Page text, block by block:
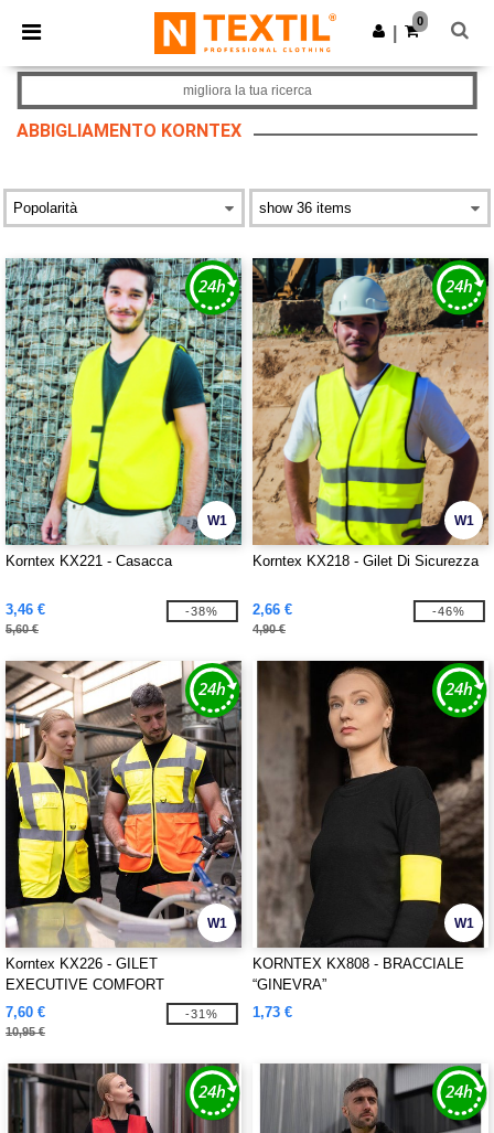
× App Ntextil
Prezzi migliori sull'app!
Scarica app
0
ABBIGLIAMENTO KORNTEX
migliora la tua ricerca
W1
Korntex KX221 - Casacca
3,46 €
5,60 €
-38%
W1
Korntex KX218 - Gilet Di Sicurezza
2,66 €
4,90 €
-46%
W1
Korntex KX226 - GILET
EXECUTIVE COMFORT
"HAMBURG"
7,60 €
10,95 €
-31%
W1
KORNTEX KX808 - BRACCIALE
“GINEVRA”
1,73 €